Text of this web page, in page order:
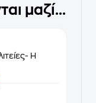
μαζί...
Η